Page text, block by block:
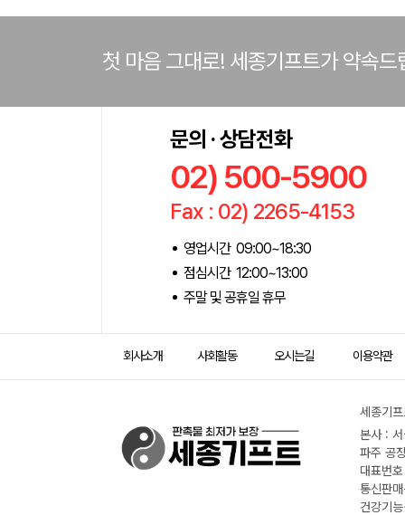
첫 마음 그대로! 세종기프트가 약속드
문의 · 상담전화
02) 500-5900
Fax : 02) 2265-4153
영업시간 09:00~18:30
점심시간 12:00~13:00
주말 및 공휴일 휴무
회사소개 사회활동 오시는길 이용약관
세종기
본사 :
파주 공
대표번
통신판
건강기